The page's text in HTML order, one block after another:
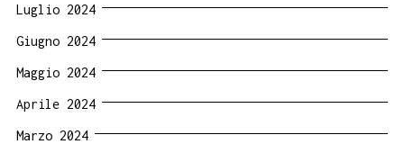
Luglio 2024
Giugno 2024
Maggio 2024
Aprile 2024
Marzo 2024